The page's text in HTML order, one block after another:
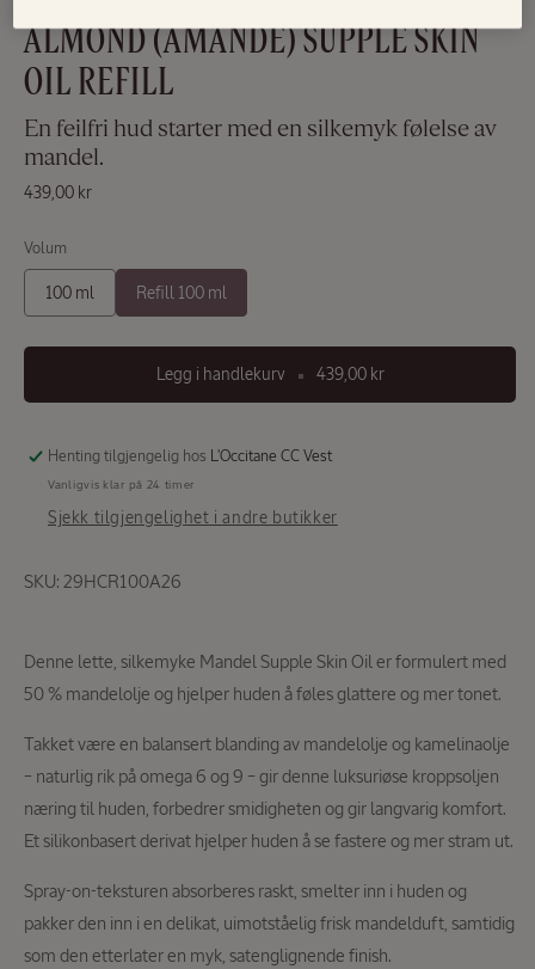
ALMOND (AMANDE) SUPPLE SKIN
OIL REFILL
En feilfri hud starter med en silkemyk følelse av
mandel.
Vanlig
439,00 kr
Last
side
på
Volum
100 ml Refill 100 ml
Legg i handlekurv 439,00 kr
Henting tilgjengelig hos L'Occitane CC Vest
Vanligvis klar på 24 timer
Sjekk tilgjengelighet i andre butikker
SKU: 29HCR100A26
Denne lette, silkemyke Mandel Supple Skin Oil er formulert med
50 % mandelolje og hjelper huden å føles glattere og mer tonet.
Takket være en balansert blanding av mandelolje og kamelinaolje
– naturlig rik på omega 6 og 9 – gir denne luksuriøse kroppsoljen
næring til huden, forbedrer smidigheten og gir langvarig komfort.
Et silikonbasert derivat hjelper huden å se fastere og mer stram ut.
Spray-on-teksturen absorberes raskt, smelter inn i huden og
pakker den inn i en delikat, uimotståelig frisk mandelduft, samtidig
som den etterlater en myk, satenglignende finish.